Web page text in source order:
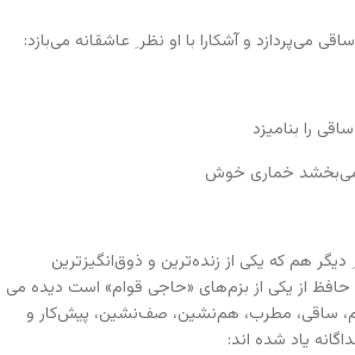
می‌پردازد و آشکارا با او نظر ِ عاشقانه می‌بازد:
را بنامیزد
می‌بخشد خماری خوش
هم که یکی از زنده‌ترین و ذوق‌انگیز‌ترین
از یکی از بزم‌های «حاجی قوام» است دیده می
ساقی، مطرب، هم‌نشین، صف‌نشین، پیش‌کار و
یاد شده اند: